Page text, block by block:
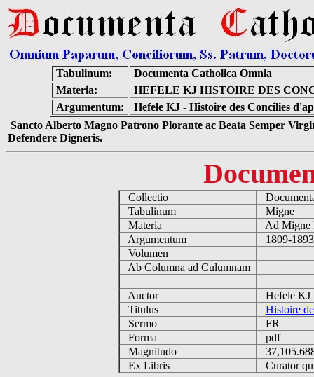
Tabulinum:
Documenta Catholica Omnia
Materia:
HEFELE KJ HISTOIRE DES
Argumentum:
Hefele KJ - Histoire des Concilies
Sancto Alberto Magno Patrono Plorante ac Beata Semper
Defendere Digneris.
Collectio
Tabulinum
Migne
Materia
Ad Migne
Argumentum
1809-
Volumen
Ab Columna ad Culumnam
Auctor
Hefele
Titulus
Histoire
Sermo
FR
Forma
pdf
Magnitudo
Ex Libris
Curator